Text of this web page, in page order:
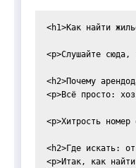
<h1>Как найти
<p>Слушайте
<h2>Почему
<p>Всё просто:
<p>Хитрость
<h2>Где искать:
<p>Итак, как